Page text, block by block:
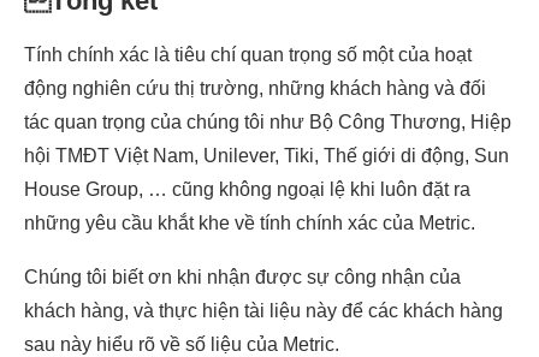
Tính chính xác là tiêu chí quan trọng số một của hoạt
động nghiên cứu thị trường, những khách hàng và đối
tác quan trọng của chúng tôi như Bộ Công Thương, Hiệp
hội TMĐT Việt Nam, Unilever, Tiki, Thế giới di động, Sun
House Group, … cũng không ngoại lệ khi luôn đặt ra
những yêu cầu khắt khe về tính chính xác của Metric.
Chúng tôi biết ơn khi nhận được sự công nhận của
khách hàng, và thực hiện tài liệu này để các khách hàng
sau này hiểu rõ về số liệu của Metric.